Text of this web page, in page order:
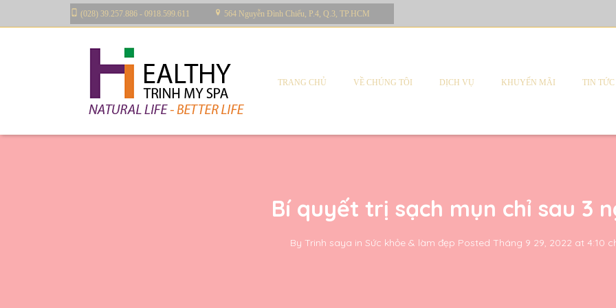
(028) 39.257.886 - 0918.599.611 564 Nguyễn Đình Chiểu, P.4, Q.3, TP.HCM
TRANG CHỦ VỀ CHÚNG TÔI DỊCH VỤ KHUYẾN MÃI TIN TỨC
Bí quyết trị sạch mụn chỉ sau 3
By Trinh saya in Sức khỏe & làm đẹp Posted Tháng 9 29, 2022 at 4:10